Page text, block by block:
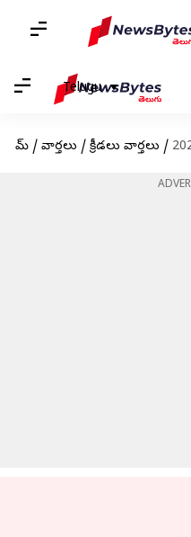
Telugu
హోమ్ / వార్తలు / క్రీడలు వార్తలు /